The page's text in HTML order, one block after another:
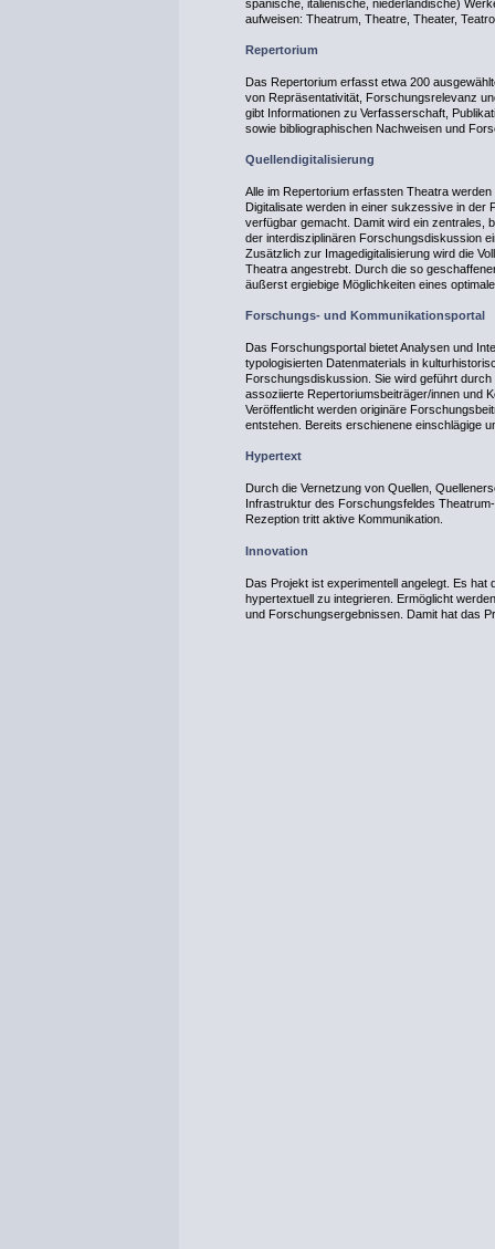
spanische, italienische, niederländische)
aufweisen: Theatrum, Theatre, Theater,
Repertorium
Das Repertorium erfasst etwa 200
von Repräsentativität, Forschungsrelevanz
gibt Informationen zu Verfasserschaft,
sowie bibliographischen Nachweisen und
Quellendigitalisierung
Alle im Repertorium erfassten Theatra
Digitalisate werden in einer sukzessive in der
verfügbar gemacht. Damit wird ein zentrales,
der interdisziplinären Forschungsdiskussion
Zusätzlich zur Imagedigitalisierung wird die
Theatra angestrebt. Durch die so
äußerst ergiebige Möglichkeiten eines
Forschungs- und Kommunikationsportal
Das Forschungsportal bietet Analysen und
typologisierten Datenmaterials in
Forschungsdiskussion. Sie wird geführt
assoziierte Repertoriumsbeiträger/innen und
Veröffentlicht werden originäre
entstehen. Bereits erschienene einschlägige
Hypertext
Durch die Vernetzung von Quellen,
Infrastruktur des Forschungsfeldes
Rezeption tritt aktive Kommunikation.
Innovation
Das Projekt ist experimentell angelegt. Es
hypertextuell zu integrieren. Ermöglicht
und Forschungsergebnissen. Damit hat das